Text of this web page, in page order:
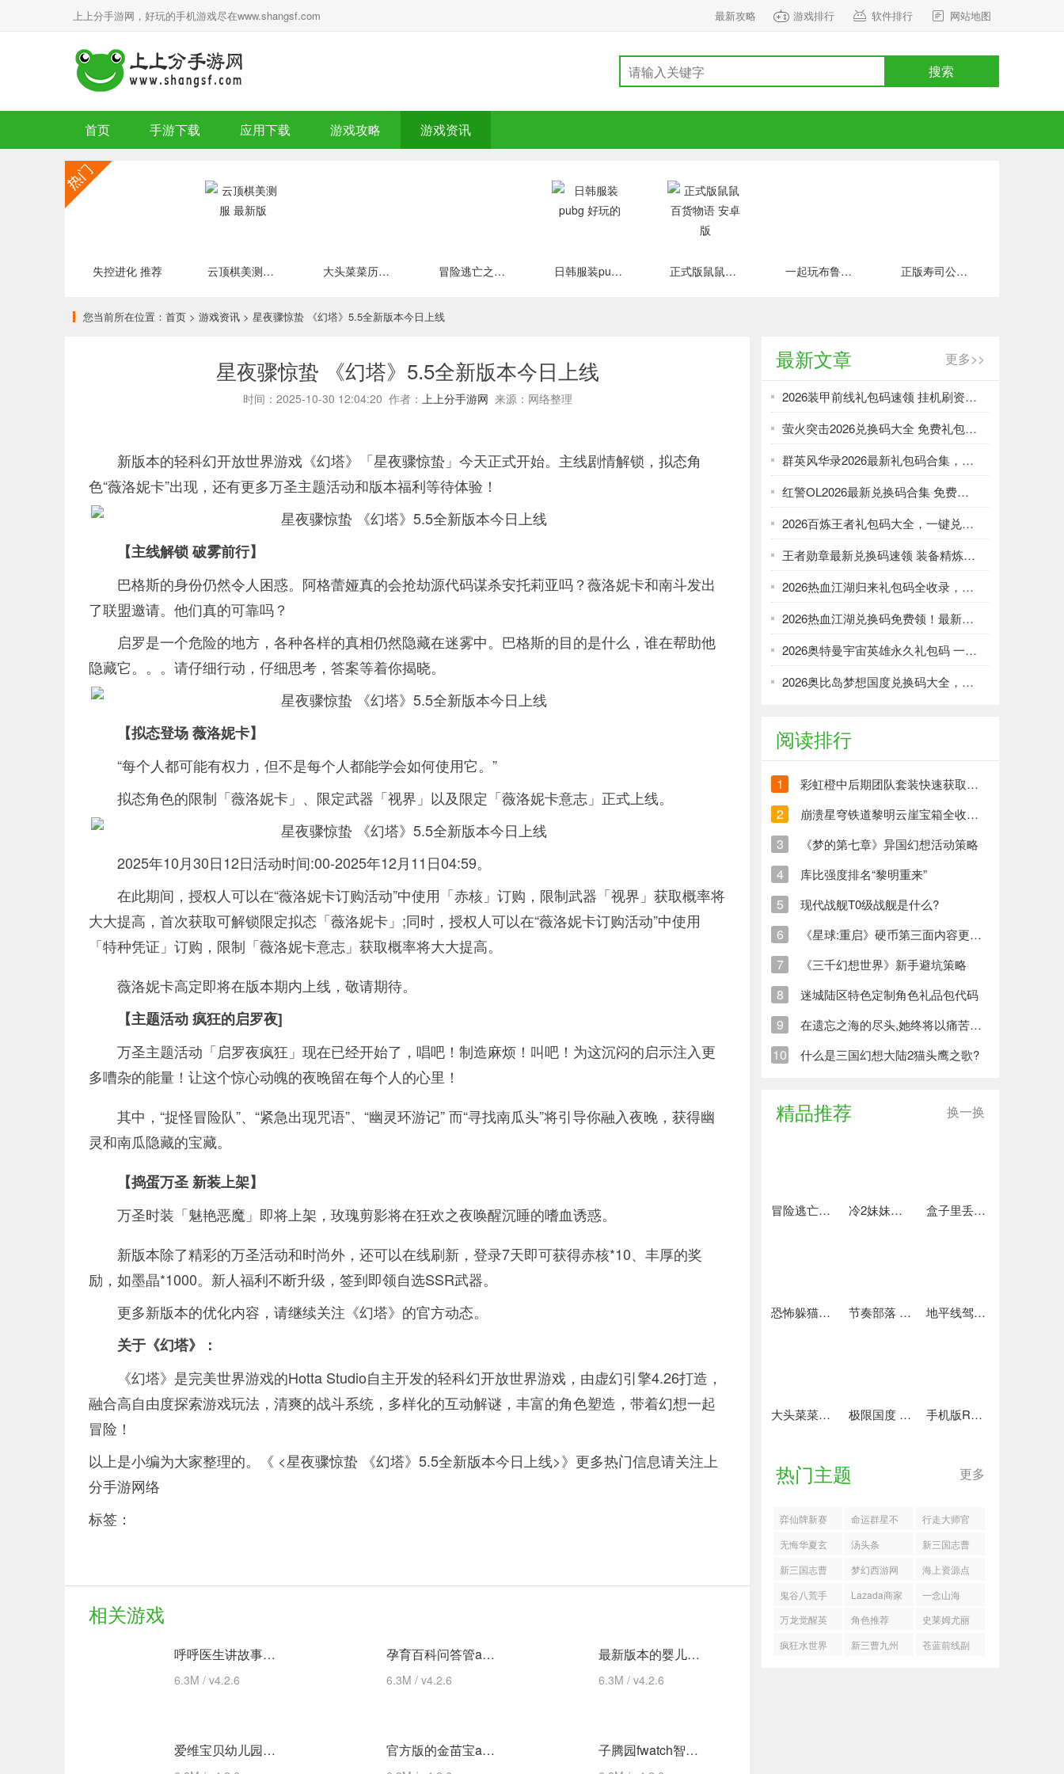
上上分手游网，好玩的手机游戏尽在www.shangsf.com 最新攻略 游戏排行 软件排行 网站地图
搜索
首页 手游下载 应用下载 游戏攻略 游戏资讯
失控进化 推荐 云顶棋美测服 最新版 大头菜菜历险记 好玩的 冒险逃亡之谜 推荐 日韩服装pubg 好玩的 正式版鼠鼠百货物语 安卓版 一起玩布鲁伊吧 手游下载 正版寿司公园 安卓版
您当前所在位置： 首页 > 游戏资讯 > 星夜骤惊蛰 《幻塔》5.5全新版本今日上线
星夜骤惊蛰 《幻塔》5.5全新版本今日上线
时间：2025-10-30 12:04:20 作者： 上上分手游网 来源：网络整理
新版本的轻科幻开放世界游戏《幻塔》「星夜骤惊蛰」今天正式开始。主线剧情解锁，拟态角
色“薇洛妮卡”出现，还有更多万圣主题活动和版本福利等待体验！
【主线解锁 破雾前行】
巴格斯的身份仍然令人困惑。阿格蕾娅真的会抢劫源代码谋杀安托莉亚吗？薇洛妮卡和南斗发出
了联盟邀请。他们真的可靠吗？
启罗是一个危险的地方，各种各样的真相仍然隐藏在迷雾中。巴格斯的目的是什么，谁在帮助他
隐藏它。。。请仔细行动，仔细思考，答案等着你揭晓。
【拟态登场 薇洛妮卡】
“每个人都可能有权力，但不是每个人都能学会如何使用它。”
拟态角色的限制「薇洛妮卡」、限定武器「视界」以及限定「薇洛妮卡意志」正式上线。
2025年10月30日12日活动时间:00-2025年12月11日04:59。
在此期间，授权人可以在“薇洛妮卡订购活动”中使用「赤核」订购，限制武器「视界」获取概率将
大大提高，首次获取可解锁限定拟态「薇洛妮卡」;同时，授权人可以在“薇洛妮卡订购活动”中使用
「特种凭证」订购，限制「薇洛妮卡意志」获取概率将大大提高。
薇洛妮卡高定即将在版本期内上线，敬请期待。
【主题活动 疯狂的启罗夜]
万圣主题活动「启罗夜疯狂」现在已经开始了，唱吧！制造麻烦！叫吧！为这沉闷的启示注入更
多嘈杂的能量！让这个惊心动魄的夜晚留在每个人的心里！
其中，“捉怪冒险队”、“紧急出现咒语”、“幽灵环游记” 而“寻找南瓜头”将引导你融入夜晚，获得幽
灵和南瓜隐藏的宝藏。
【捣蛋万圣 新装上架】
万圣时装「魅艳恶魔」即将上架，玫瑰剪影将在狂欢之夜唤醒沉睡的嗜血诱惑。
新版本除了精彩的万圣活动和时尚外，还可以在线刷新，登录7天即可获得赤核*10、丰厚的奖
励，如墨晶*1000。新人福利不断升级，签到即领自选SSR武器。
更多新版本的优化内容，请继续关注《幻塔》的官方动态。
关于《幻塔》：
《幻塔》是完美世界游戏的Hotta Studio自主开发的轻科幻开放世界游戏，由虚幻引擎4.26打造，
融合高自由度探索游戏玩法，清爽的战斗系统，多样化的互动解谜，丰富的角色塑造，带着幻想一起
冒险！
以上是小编为大家整理的。《 <星夜骤惊蛰 《幻塔》5.5全新版本今日上线>》更多热门信息请关注上
分手游网络
标签：
相关游戏
呼呼医生讲故事手机版的故事 安卓下载
6.3M / v4.2.6
孕育百科问答管app 最新版
6.3M / v4.2.6
最新版本的婴儿树时间(婴儿树时间) 安卓下载
6.3M / v4.2.6
爱维宝贝幼儿园管理平台 app下载 官方版的金苗宝app 最新版 子腾园fwatch智能手表app 安卓版
最新文章 更多>>
2026装甲前线礼包码速领 挂机刷资源攻略
萤火突击2026兑换码大全 免费礼包一键领取
群英风华录2026最新礼包码合集，一键领取限时福利
红警OL2026最新兑换码合集 免费礼包一键领取
2026百炼王者礼包码大全，一键兑换加速武将养成
王者勋章最新兑换码速领 装备精炼资源轻松刷
2026热血江湖归来礼包码全收录，强化资源不愁！
2026热血江湖兑换码免费领！最新礼包大全速取
2026奥特曼宇宙英雄永久礼包码 一键领取光暗资源
2026奥比岛梦想国度兑换码大全，免费领服饰家具！
阅读排行
1 彩虹橙中后期团队套装快速获取方法
2 崩溃星穹铁道黎明云崖宝箱全收集策略与崩铁玩家分享
3 《梦的第七章》异国幻想活动策略
4 库比强度排名“黎明重来”
5 现代战舰T0级战舰是什么?
6 《星球:重启》硬币第三面内容更新清单
7 《三千幻想世界》新手避坑策略
8 迷城陆区特色定制角色礼品包代码
9 在遗忘之海的尽头,她终将以痛苦创造新的生命
10 什么是三国幻想大陆2猫头鹰之歌?
精品推荐 换一换
冒险逃亡之谜 推荐 冷2妹妹的记忆 热门下载 盒子里丢失的碎片 安卓下载
恐怖躲猫猫4 最新版 节奏部落 安卓版 地平线驾驶模拟器 最新版
大头菜菜历险记 好玩的 极限国度 最新版 手机版REPO 安卓版
热门主题 更多
弈仙牌新赛
季锻玄怎么
玩
命运群星不
同敌人打法
机制
行走大师官
方正版
无悔华夏玄
奘传历史线
有哪些结局
汤头条
新三国志曹
操传怎么获
得星辰石
新三国志曹
操传问鼎商
店换什么好
梦幻西游网
页版小试牛
刀占山为王
海上资源点
鬼谷八荒手
游血傀怎么
打
Lazada商家
版
一念山海
万龙觉醒英
雄搭配推荐
角色推荐
史莱姆尤丽
莎
疯狂水世界
新三曹九州
苍蓝前线副